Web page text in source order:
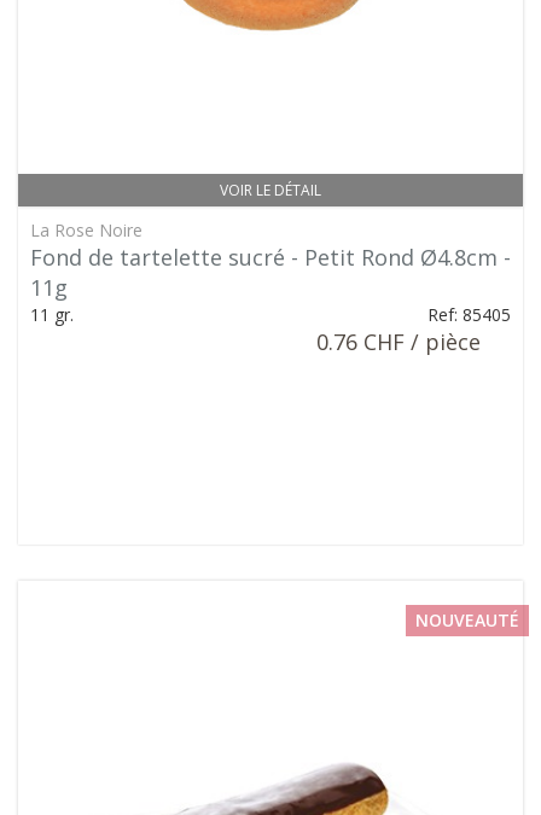
VOIR LE DÉTAIL
La Rose Noire
Fond de tartelette sucré - Petit Rond Ø4.8cm -
11g
11 gr. Ref: 85405
0.76 CHF / pièce
NOUVEAUTÉ